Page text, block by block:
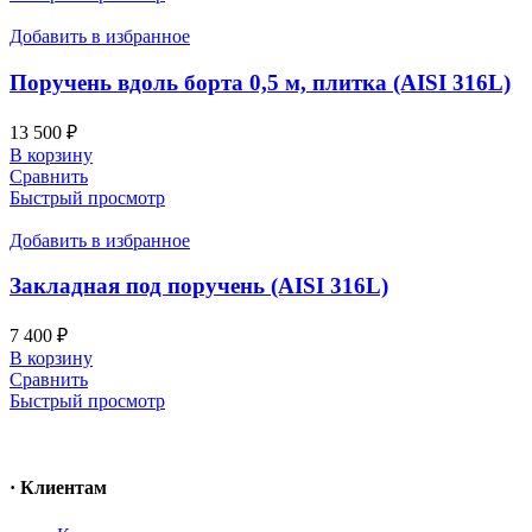
Добавить в избранное
Поручень вдоль борта 0,5 м, плитка (AISI 316L)
13 500 ₽
В корзину
Сравнить
Быстрый просмотр
Добавить в избранное
Закладная под поручень (AISI 316L)
7 400 ₽
В корзину
Сравнить
Быстрый просмотр
· Клиентам